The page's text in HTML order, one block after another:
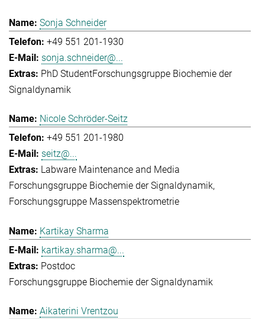
Sonja Schneider
+49 551 201-1930
sonja.schneider@...
PhD StudentForschungsgruppe Biochemie der
Signaldynamik
Nicole Schröder-Seitz
+49 551 201-1980
seitz@...
Labware Maintenance and Media
Forschungsgruppe Biochemie der Signaldynamik
Forschungsgruppe Massenspektrometrie
Kartikay Sharma
kartikay.sharma@...
Postdoc
Forschungsgruppe Biochemie der Signaldynamik
Aikaterini Vrentzou